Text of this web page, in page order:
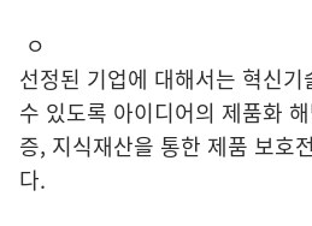
ㅇ
선정된 기업에 대해서는 혁신
수 있도록 아이디어의 제품화
증, 지식재산을 통한 제품 보호
다.